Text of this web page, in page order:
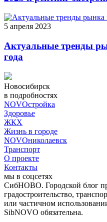
5 апреля 2023
Актуальные тренды
года
Новосибирск
в подробностях
NOVOстройка
Здоровье
ЖКХ
Жизнь в городе
NOVOниколаевск
Транспорт
О проекте
Контакты
мы в соцсетях
СибНОВО. Городской блог
градостроительство,
или частичном
SibNOVO обязательна.